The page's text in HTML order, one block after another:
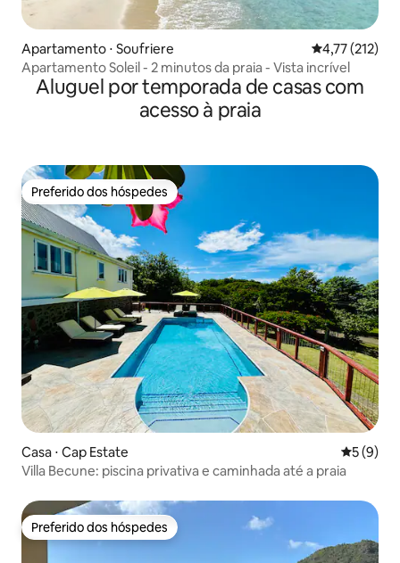
Apartamento ⋅ Soufriere 4,77 de uma
4,77 (212)
Apartamento Soleil - 2 minutos da praia - Vista incrível
Aluguel por temporada de casas com
acesso à praia
Preferido dos hóspedes
Preferido dos hóspedes
Casa ⋅ Cap Estate 5 de
5 (9)
Villa Becune: piscina privativa e caminhada até a praia
Preferido dos hóspedes
Preferido dos hóspedes